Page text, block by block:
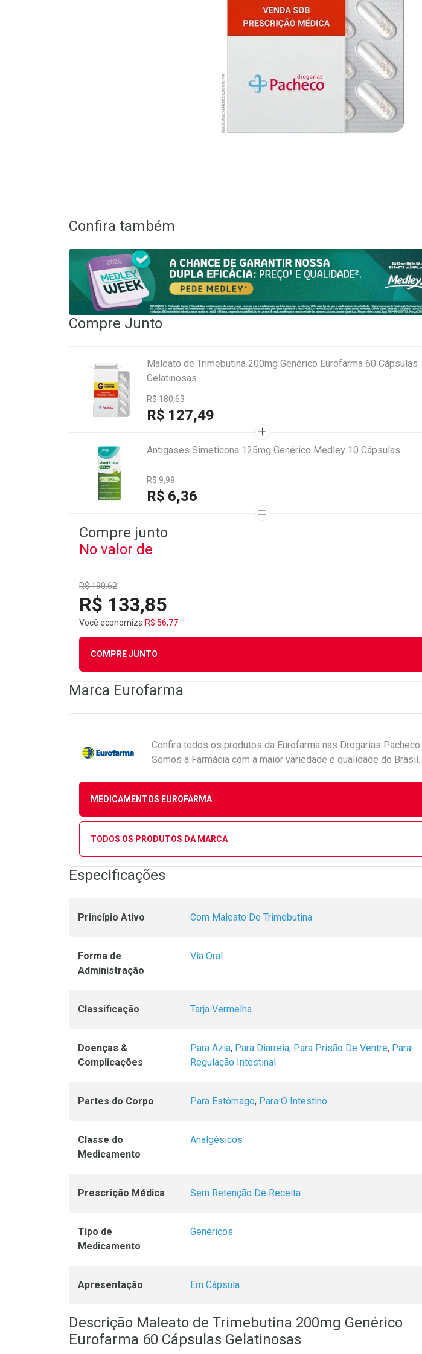
Confira também
Compre Junto
Maleato de Trimebutina 200mg Genérico Eurofarma 60 Cápsulas
Gelatinosas
R$ 180,63
R$ 127,49
Antigases Simeticona 125mg Genérico Medley 10 Cápsulas
R$ 9,99
R$ 6,36
Compre junto
No valor de
R$ 190,62
R$ 133,85
Você economiza R$ 56,77
COMPRE JUNTO
Marca Eurofarma
Confira todos os produtos da Eurofarma nas Drogarias Pacheco.
Somos a Farmácia com a maior variedade e qualidade do Brasil.
MEDICAMENTOS EUROFARMA
TODOS OS PRODUTOS DA MARCA
Especificações
Princípio Ativo Com Maleato De Trimebutina
Forma de
Administração
Via Oral
Classificação Tarja Vermelha
Doenças &
Complicações
Para Azia, Para Diarreia, Para Prisão De Ventre, Para
Regulação Intestinal
Partes do Corpo Para Estômago, Para O Intestino
Classe do
Medicamento
Analgésicos
Prescrição Médica Sem Retenção De Receita
Tipo de
Medicamento
Genéricos
Apresentação Em Cápsula
Descrição Maleato de Trimebutina 200mg Genérico
Eurofarma 60 Cápsulas Gelatinosas